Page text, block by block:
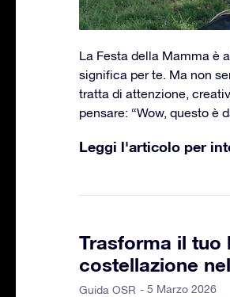
La Festa della Mamma è
significa per te. Ma non
tratta di attenzione,
pensare: “Wow, questo è
Leggi l'articolo per
Trasforma il tuo
costellazione
Guida OSR - 5 Marzo 2026